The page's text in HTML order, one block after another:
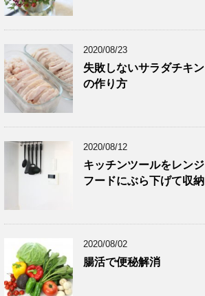
2020/08/23
失敗しないサラダチキン
の作り方
2020/08/12
キッチンツールをレンジ
フードにぶら下げて収納
2020/08/02
腸活で便秘解消